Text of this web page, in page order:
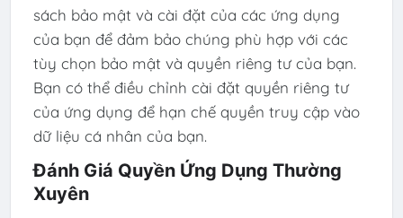
sách bảo mật và cài đặt của các ứng dụng
của bạn để đảm bảo chúng phù hợp với các
tùy chọn bảo mật và quyền riêng tư của bạn.
Bạn có thể điều chỉnh cài đặt quyền riêng tư
của ứng dụng để hạn chế quyền truy cập vào
dữ liệu cá nhân của bạn.
Đánh Giá Quyền Ứng Dụng Thường
Xuyên